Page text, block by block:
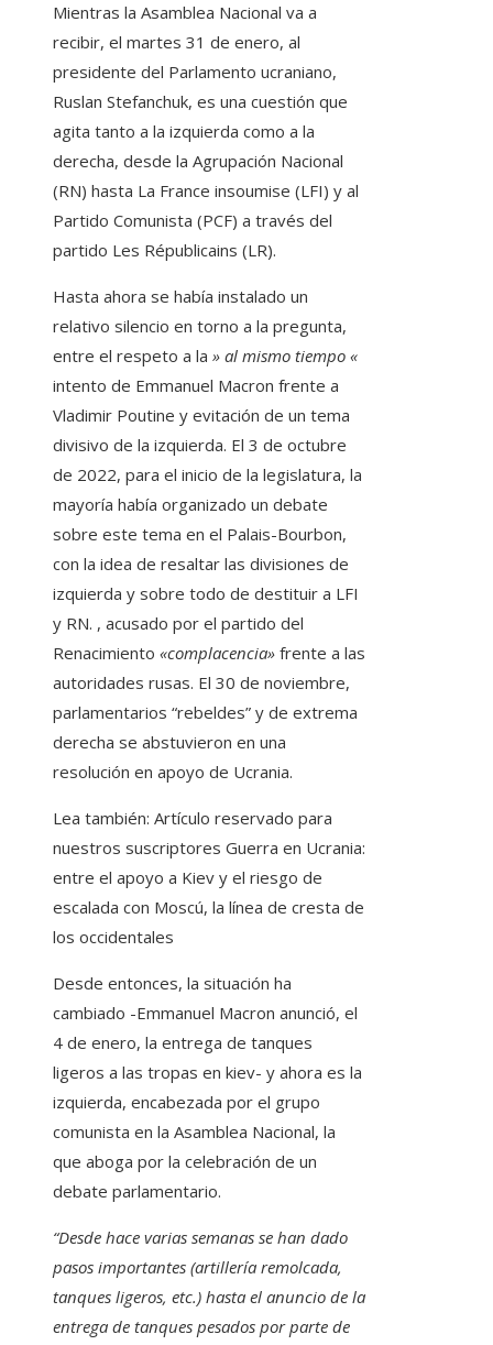
Mientras la Asamblea Nacional va a
recibir, el martes 31 de enero, al
presidente del Parlamento ucraniano,
Ruslan Stefanchuk, es una cuestión que
agita tanto a la izquierda como a la
derecha, desde la Agrupación Nacional
(RN) hasta La France insoumise (LFI) y al
Partido Comunista (PCF) a través del
partido Les Républicains (LR).
Hasta ahora se había instalado un
relativo silencio en torno a la pregunta,
entre el respeto a la » al mismo tiempo «
intento de Emmanuel Macron frente a
Vladimir Poutine y evitación de un tema
divisivo de la izquierda. El 3 de octubre
de 2022, para el inicio de la legislatura, la
mayoría había organizado un debate
sobre este tema en el Palais-Bourbon,
con la idea de resaltar las divisiones de
izquierda y sobre todo de destituir a LFI
y RN. , acusado por el partido del
Renacimiento «complacencia» frente a las
autoridades rusas. El 30 de noviembre,
parlamentarios “rebeldes” y de extrema
derecha se abstuvieron en una
resolución en apoyo de Ucrania.
Lea también: Artículo reservado para
nuestros suscriptores Guerra en Ucrania:
entre el apoyo a Kiev y el riesgo de
escalada con Moscú, la línea de cresta de
los occidentales
Desde entonces, la situación ha
cambiado -Emmanuel Macron anunció, el
4 de enero, la entrega de tanques
ligeros a las tropas en kiev- y ahora es la
izquierda, encabezada por el grupo
comunista en la Asamblea Nacional, la
que aboga por la celebración de un
debate parlamentario.
“Desde hace varias semanas se han dado
pasos importantes (artillería remolcada,
tanques ligeros, etc.) hasta el anuncio de la
entrega de tanques pesados ​​por parte de